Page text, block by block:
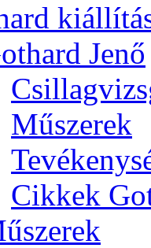
Je­nő
Mű­sze­rek
Cik­kek